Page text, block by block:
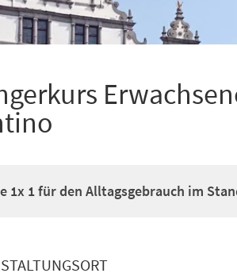
1x 1 für den Alltagsgebrauch im